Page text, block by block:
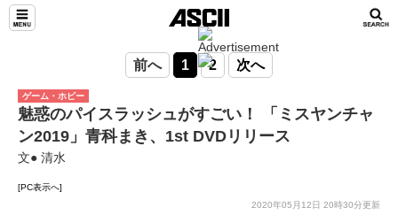
前へ 1 2 次へ
ゲーム・ホビー
魅惑のパイスラッシュがすごい！ 「ミスヤンチャ
ン2019」青科まき、1st DVDリリース
文● 清水
[PC表示へ]
2020年05月12日 20時30分更新